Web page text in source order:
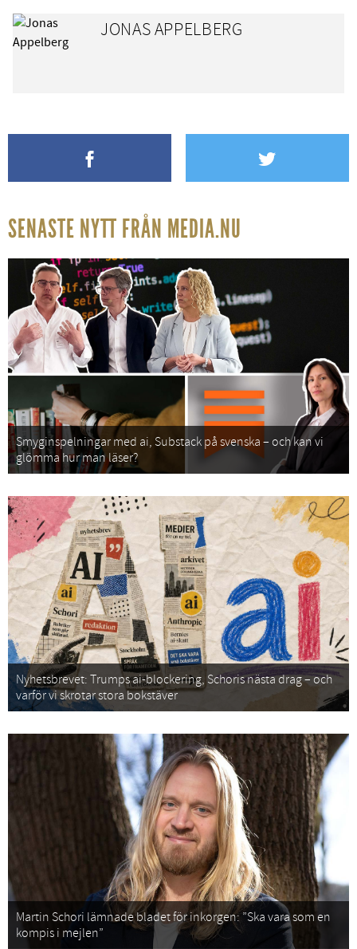
JONAS APPELBERG
SENASTE NYTT FRÅN MEDIA.NU
Smyginspelningar med ai, Substack på svenska – och kan vi
glömma hur man läser?
Nyhetsbrevet: Trumps ai-blockering, Schoris nästa drag – och
varför vi skrotar stora bokstäver
Martin Schori lämnade bladet för inkorgen: ”Ska vara som en
kompis i mejlen”